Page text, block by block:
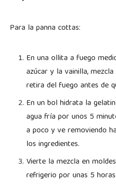
Para la panna cottas:
En una ollita a fuego
azúcar y la vainilla,
retira del fuego antes de
En un bol hidrata la
agua fría por unos 5
a poco y ve removiendo
los ingredientes.
Vierte la mezcla en
refrigerio por unas 5